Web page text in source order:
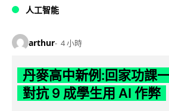
人工智能
arthur 4 小時
丹麥高中新例:回家功課
對抗 9 成學生用 AI 作弊